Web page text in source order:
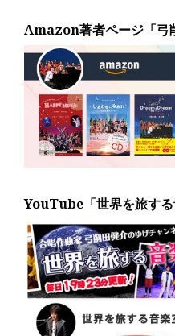
Amazon著者ページ「弓
YouTube「世界を旅する